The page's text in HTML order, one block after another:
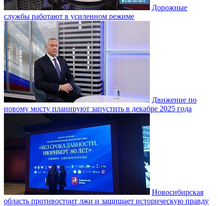
Дорожные
службы работают в усиленном режиме
Движение по
новому мосту планируют запустить в декабре 2025 года
Новосибирская
область противостоит лжи и защищает историческую правду